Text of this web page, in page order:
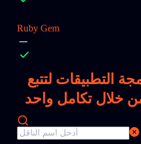
Ruby Gem
التطبيقات لتتبع
خلال تكامل واحد